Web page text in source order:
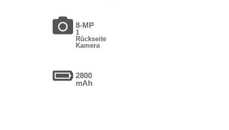
8-MP
1
Rückseite
Kamera
2800
mAh